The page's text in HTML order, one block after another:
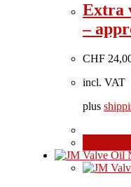
Extra
–
CHF
incl. VAT
plus